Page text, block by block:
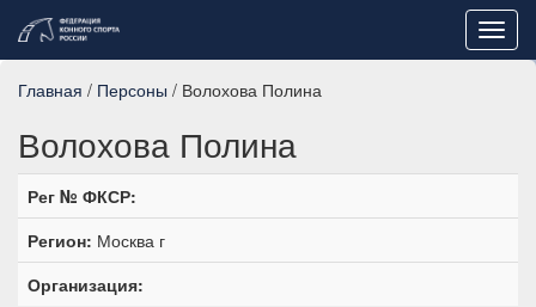
Главная / Персоны / Волохова Полина
Волохова Полина
Рег № ФКСР:
Регион: Москва г
Организация: